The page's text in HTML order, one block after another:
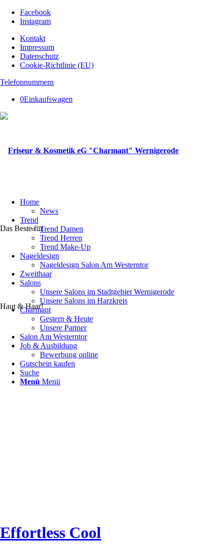
Facebook
Instagram
Kontakt
Impressum
Datenschutz
Cookie-Richtlinie (EU)
Telefonnummern
0Einkaufswagen
Das Beste für
Haut & Haar!
Home
News
Trend
Trend Damen
Trend Herren
Trend Make-Up
Nageldesign
Nageldesign Salon Am Westerntor
Zweithaar
Salons
Unsere Salons im Stadtgebiet Wernigerode
Unsere Salons im Harzkreis
Charmant
Gestern & Heute
Unsere Partner
Salon Am Westerntor
Job & Ausbildung
Bewerbung online
Gutschein kaufen
Suche
Menü Menü
Effortless Cool